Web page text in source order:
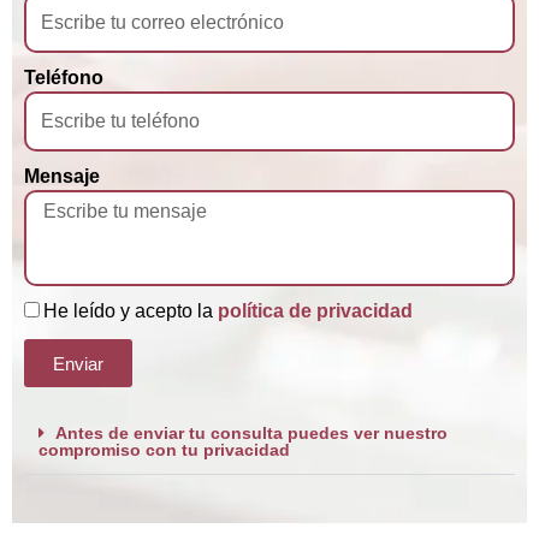
Teléfono
Mensaje
He leído y acepto la política de privacidad
Enviar
Antes de enviar tu consulta puedes ver nuestro
compromiso con tu privacidad